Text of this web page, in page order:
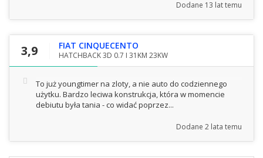
Dodane 13 lat temu
3,9 FIAT CINQUECENTO
HATCHBACK 3D 0.7 I 31KM 23KW
To już youngtimer na zloty, a nie auto do codziennego
użytku. Bardzo leciwa konstrukcja, która w momencie
debiutu była tania - co widać poprzez...
Dodane 2 lata temu